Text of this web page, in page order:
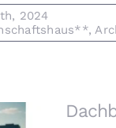
2024
,